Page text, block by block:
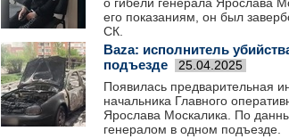
его показаниям, он был
СК.
Baza: исполнитель
подъезде
25.04.2025
Появилась предварительная
начальника Главного
Ярослава Москалика. По
генералом в одном подъезде.